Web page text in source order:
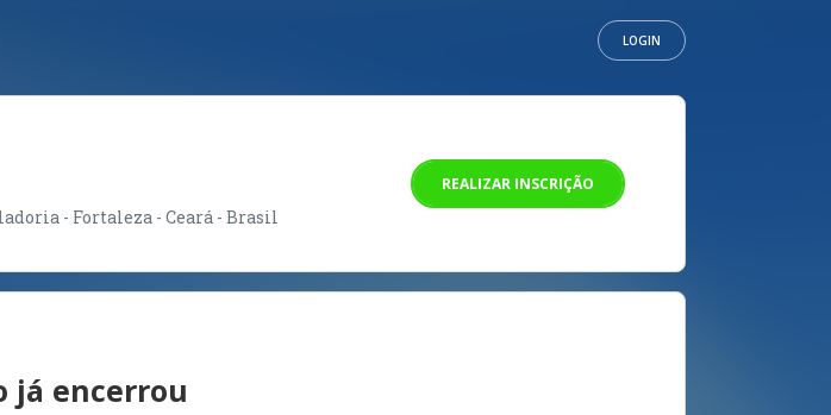
LOGIN
- Fortaleza - Ceará - Brasil
REALIZAR INSCRIÇÃO
já encerrou